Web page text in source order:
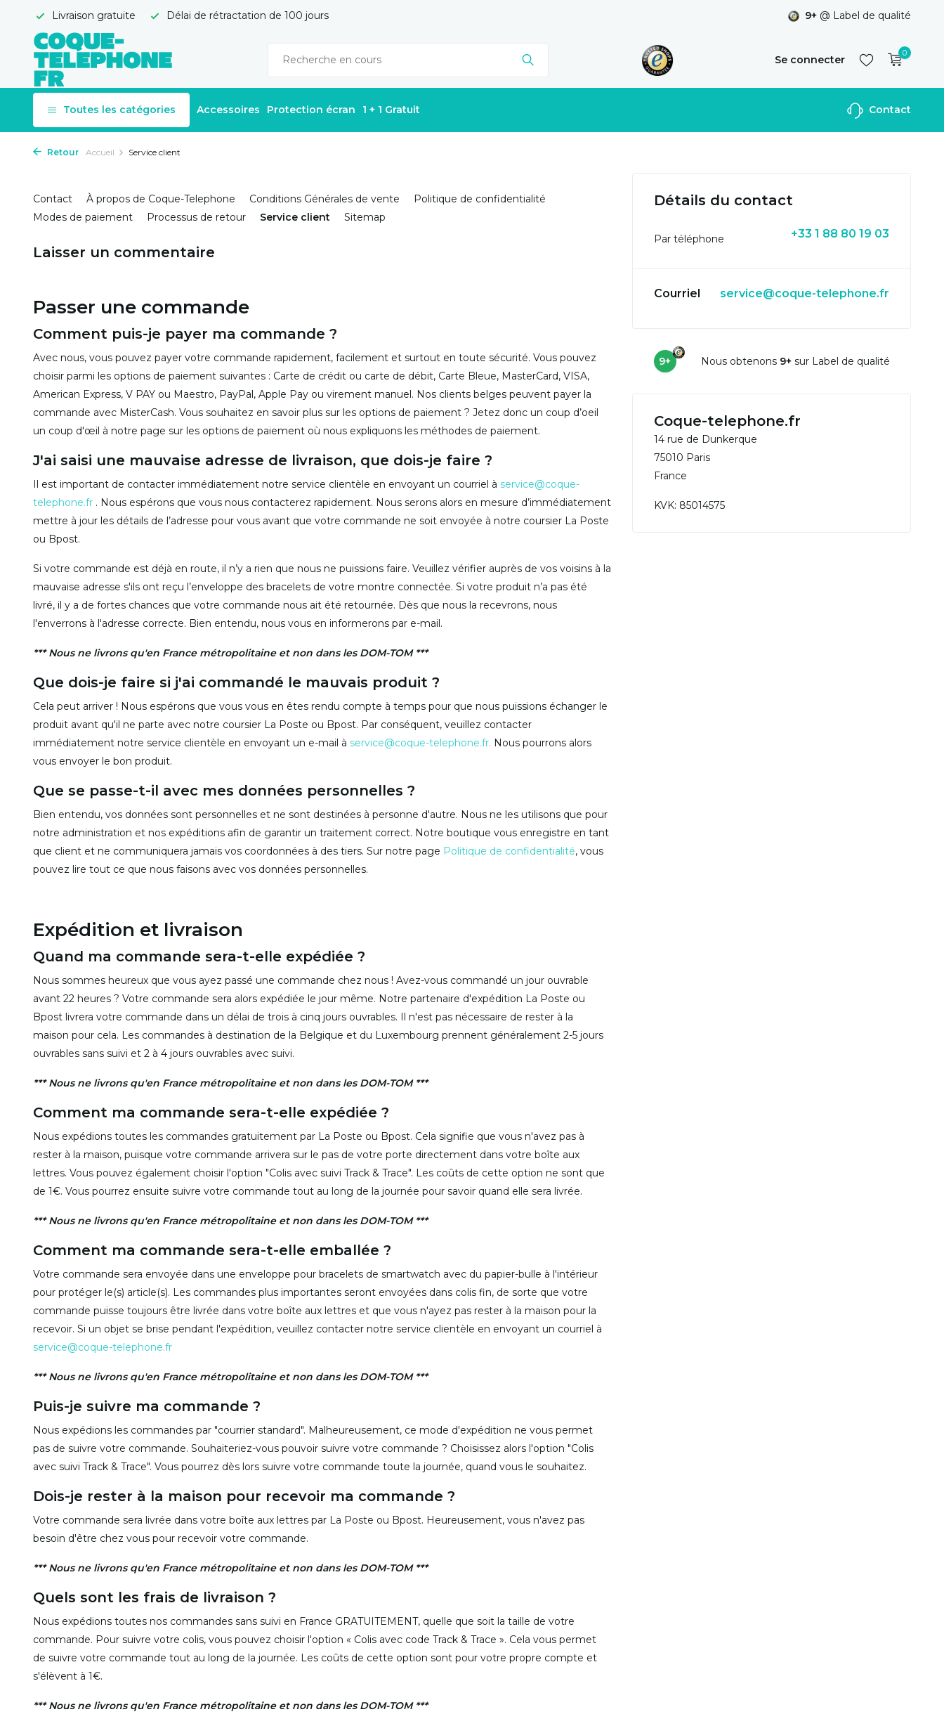
Livraison gratuite Délai de rétractation de 100 jours 9+ @ Label de qualité
Se connecter
S'inscrire
0
Toutes les catégories Accessoires Protection écran 1 + 1 Gratuit Contact
Retour Accueil Service client
Contact À propos de Coque-Telephone Conditions Générales de vente
Politique de confidentialité
Modes de paiement
Processus de retour Service client Sitemap
Laisser un commentaire
Passer une commande
Comment puis-je payer ma commande ?
Avec nous, vous pouvez payer votre commande rapidement, facilement et surtout en toute sécurité. Vous pouvez
choisir parmi les options de paiement suivantes : Carte de crédit ou carte de débit, Carte Bleue, MasterCard, VISA,
American Express, V PAY ou Maestro, PayPal, Apple Pay ou virement manuel. Nos clients belges peuvent payer la
commande avec MisterCash. Vous souhaitez en savoir plus sur les options de paiement ? Jetez donc un coup d’oeil
un coup d'œil à notre page sur les options de paiement où nous expliquons les méthodes de paiement.
J'ai saisi une mauvaise adresse de livraison, que dois-je faire ?
Il est important de contacter immédiatement notre service clientèle en envoyant un courriel à service@coque-
telephone.fr . Nous espérons que vous nous contacterez rapidement. Nous serons alors en mesure d’immédiatement
mettre à jour les détails de l’adresse pour vous avant que votre commande ne soit envoyée à notre coursier La Poste
ou Bpost.
Si votre commande est déjà en route, il n’y a rien que nous ne puissions faire. Veuillez vérifier auprès de vos voisins à la
mauvaise adresse s'ils ont reçu l’enveloppe des bracelets de votre montre connectée. Si votre produit n’a pas été
livré, il y a de fortes chances que votre commande nous ait été retournée. Dès que nous la recevrons, nous
l'enverrons à l'adresse correcte. Bien entendu, nous vous en informerons par e-mail.
*** Nous ne livrons qu'en France métropolitaine et non dans les DOM-TOM ***
Que dois-je faire si j'ai commandé le mauvais produit ?
Cela peut arriver ! Nous espérons que vous vous en êtes rendu compte à temps pour que nous puissions échanger le
produit avant qu'il ne parte avec notre coursier La Poste ou Bpost. Par conséquent, veuillez contacter
immédiatement notre service clientèle en envoyant un e-mail à service@coque-telephone.fr. Nous pourrons alors
vous envoyer le bon produit.
Que se passe-t-il avec mes données personnelles ?
Bien entendu, vos données sont personnelles et ne sont destinées à personne d'autre. Nous ne les utilisons que pour
notre administration et nos expéditions afin de garantir un traitement correct. Notre boutique vous enregistre en tant
que client et ne communiquera jamais vos coordonnées à des tiers. Sur notre page Politique de confidentialité, vous
pouvez lire tout ce que nous faisons avec vos données personnelles.
Expédition et livraison
Quand ma commande sera-t-elle expédiée ?
Nous sommes heureux que vous ayez passé une commande chez nous ! Avez-vous commandé un jour ouvrable
avant 22 heures ? Votre commande sera alors expédiée le jour même. Notre partenaire d'expédition La Poste ou
Bpost livrera votre commande dans un délai de trois à cinq jours ouvrables. Il n'est pas nécessaire de rester à la
maison pour cela. Les commandes à destination de la Belgique et du Luxembourg prennent généralement 2-5 jours
ouvrables sans suivi et 2 à 4 jours ouvrables avec suivi.
*** Nous ne livrons qu'en France métropolitaine et non dans les DOM-TOM ***
Comment ma commande sera-t-elle expédiée ?
Nous expédions toutes les commandes gratuitement par La Poste ou Bpost. Cela signifie que vous n'avez pas à
rester à la maison, puisque votre commande arrivera sur le pas de votre porte directement dans votre boîte aux
lettres. Vous pouvez également choisir l'option "Colis avec suivi Track & Trace". Les coûts de cette option ne sont que
de 1€. Vous pourrez ensuite suivre votre commande tout au long de la journée pour savoir quand elle sera livrée.
*** Nous ne livrons qu'en France métropolitaine et non dans les DOM-TOM ***
Comment ma commande sera-t-elle emballée ?
Votre commande sera envoyée dans une enveloppe pour bracelets de smartwatch avec du papier-bulle à l'intérieur
pour protéger le(s) article(s). Les commandes plus importantes seront envoyées dans colis fin, de sorte que votre
commande puisse toujours être livrée dans votre boîte aux lettres et que vous n'ayez pas rester à la maison pour la
recevoir. Si un objet se brise pendant l'expédition, veuillez contacter notre service clientèle en envoyant un courriel à
service@coque-telephone.fr
*** Nous ne livrons qu'en France métropolitaine et non dans les DOM-TOM ***
Puis-je suivre ma commande ?
Nous expédions les commandes par "courrier standard". Malheureusement, ce mode d'expédition ne vous permet
pas de suivre votre commande. Souhaiteriez-vous pouvoir suivre votre commande ? Choisissez alors l'option "Colis
avec suivi Track & Trace". Vous pourrez dès lors suivre votre commande toute la journée, quand vous le souhaitez.
Dois-je rester à la maison pour recevoir ma commande ?
Votre commande sera livrée dans votre boîte aux lettres par La Poste ou Bpost. Heureusement, vous n'avez pas
besoin d'être chez vous pour recevoir votre commande.
*** Nous ne livrons qu'en France métropolitaine et non dans les DOM-TOM ***
Quels sont les frais de livraison ?
Nous expédions toutes nos commandes sans suivi en France GRATUITEMENT, quelle que soit la taille de votre
commande. Pour suivre votre colis, vous pouvez choisir l'option « Colis avec code Track & Trace ». Cela vous permet
de suivre votre commande tout au long de la journée. Les coûts de cette option sont pour votre propre compte et
s'élèvent à 1€.
*** Nous ne livrons qu'en France métropolitaine et non dans les DOM-TOM ***
Détails du contact
Par téléphone +33 1 88 80 19 03
Courriel service@coque-telephone.fr
9+ Nous obtenons 9+sur Label de qualité
Coque-telephone.fr
14 rue de Dunkerque
75010 Paris
France
KVK: 85014575